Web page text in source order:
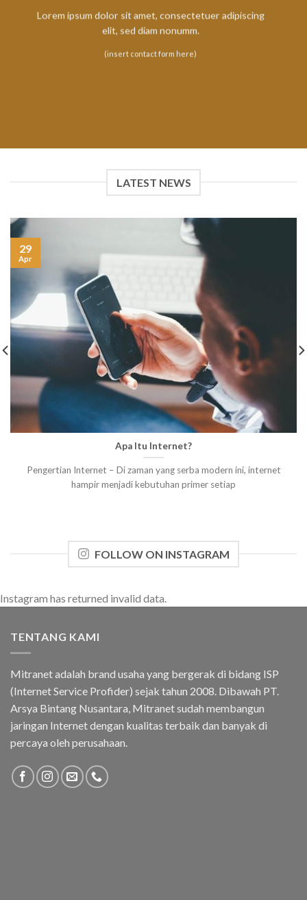
Lorem ipsum dolor sit amet, consectetuer adipiscing
elit, sed diam nonumm.
(insert contact form here)
LATEST NEWS
Apa Itu Internet?
Pengertian Internet – Di zaman yang serba modern ini, internet
hampir menjadi kebutuhan primer setiap
29
Apr
FOLLOW ON INSTAGRAM
Instagram has returned invalid data.
TENTANG KAMI
Mitranet adalah brand usaha yang bergerak di bidang ISP
(Internet Service Profider) sejak tahun 2008. Dibawah PT.
Arsya Bintang Nusantara, Mitranet sudah membangun
jaringan Internet dengan kualitas terbaik dan banyak di
percaya oleh perusahaan.